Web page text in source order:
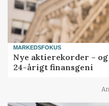
MARKEDSFOKUS
Nye aktierekorder –
24-årigt finansgeni